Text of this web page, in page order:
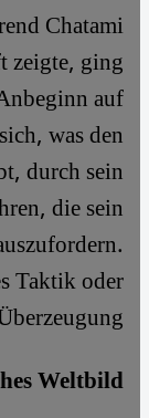
Chatami
zeigte, ging
auf
was den
durch sein
die sein
Taktik oder
Weltbild